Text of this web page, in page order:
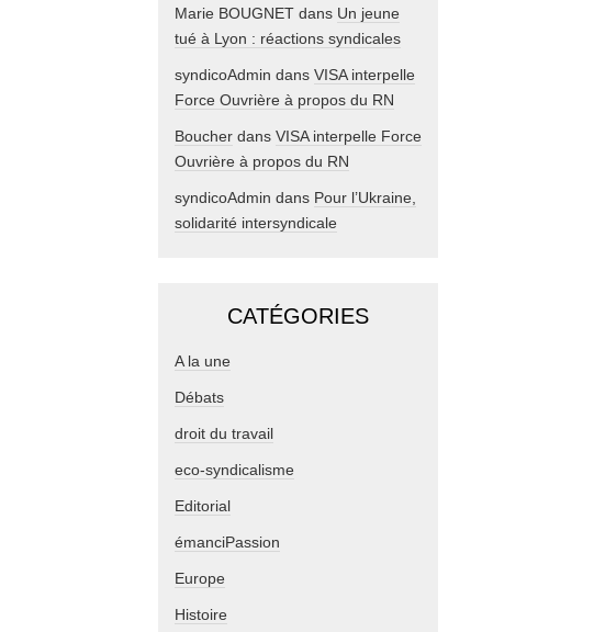
Marie BOUGNET dans Un jeune
tué à Lyon : réactions syndicales
syndicoAdmin dans VISA interpelle
Force Ouvrière à propos du RN
Boucher dans VISA interpelle Force
Ouvrière à propos du RN
syndicoAdmin dans Pour l’Ukraine,
solidarité intersyndicale
CATÉGORIES
A la une
Débats
droit du travail
eco-syndicalisme
Editorial
émanciPassion
Europe
Histoire